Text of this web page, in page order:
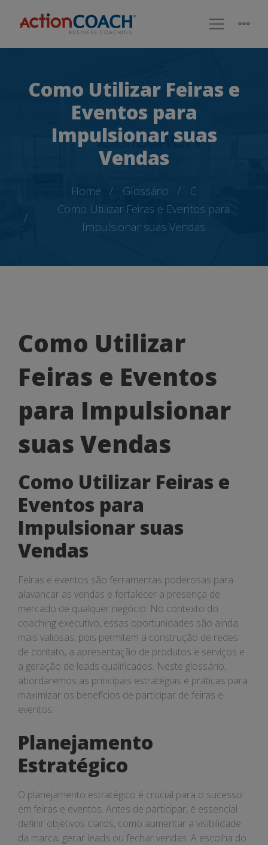
Como Utilizar Feiras e
Eventos para
Impulsionar suas
Vendas
Home Glossário
C
Como Utilizar Feiras e Eventos para
Impulsionar suas Vendas
Como
Utilizar
Feiras
e
Eventos
para
Impulsionar
suas
Vendas
Como Utilizar
Feiras e Eventos
para Impulsionar
suas Vendas
Como Utilizar Feiras e
Eventos para
Impulsionar suas
Vendas
Feiras e eventos são ferramentas poderosas para
alavancar as vendas e fortalecer a presença de
mercado de qualquer negócio. No contexto do
coaching executivo, essas oportunidades são ainda
mais valiosas, pois permitem a construção de redes
de contato, a apresentação de produtos e serviços e
a geração de leads qualificados. Neste glossário,
abordaremos as principais estratégias e práticas para
maximizar os benefícios de participar de feiras e
eventos.
Planejamento
Estratégico
O planejamento estratégico é crucial para o sucesso
em feiras e eventos. Antes de participar, é essencial
definir objetivos claros, como aumentar a visibilidade
da marca, gerar leads ou fechar vendas. A escolha do